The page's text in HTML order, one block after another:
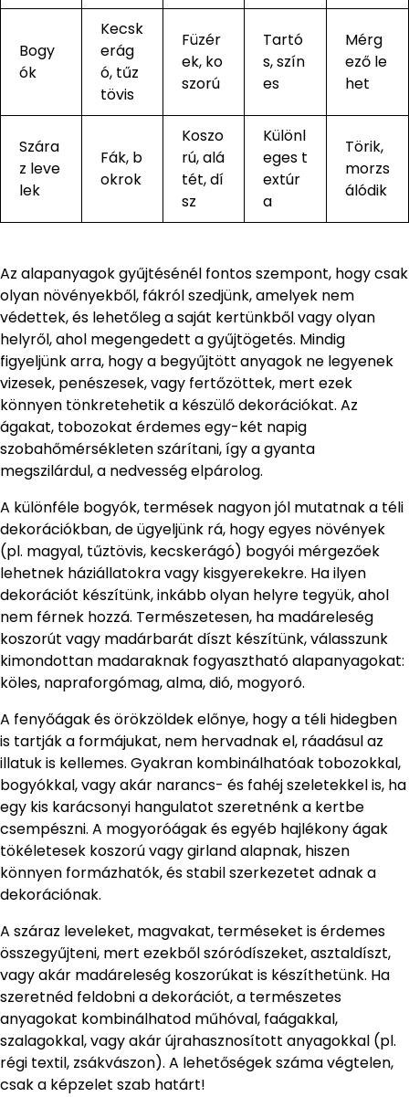
Bogy
ók
Kecsk
erág
ó, tűz
tövis
Füzér
ek, ko
szorú
Tartó
s, szín
es
Mérg
ező le
het
Szára
z leve
lek
Fák, b
okrok
Koszo
rú, alá
tét, dí
sz
Különl
eges t
extúr
a
Törik,
morzs
álódik
Az alapanyagok gyűjtésénél fontos szempont, hogy csak
olyan növényekből, fákról szedjünk, amelyek nem
védettek, és lehetőleg a saját kertünkből vagy olyan
helyről, ahol megengedett a gyűjtögetés. Mindig
figyeljünk arra, hogy a begyűjtött anyagok ne legyenek
vizesek, penészesek, vagy fertőzöttek, mert ezek
könnyen tönkretehetik a készülő dekorációkat. Az
ágakat, tobozokat érdemes egy-két napig
szobahőmérsékleten szárítani, így a gyanta
megszilárdul, a nedvesség elpárolog.
A különféle bogyók, termések nagyon jól mutatnak a téli
dekorációkban, de ügyeljünk rá, hogy egyes növények
(pl. magyal, tűztövis, kecskerágó) bogyói mérgezőek
lehetnek háziállatokra vagy kisgyerekekre. Ha ilyen
dekorációt készítünk, inkább olyan helyre tegyük, ahol
nem férnek hozzá. Természetesen, ha madáreleség
koszorút vagy madárbarát díszt készítünk, válasszunk
kimondottan madaraknak fogyasztható alapanyagokat:
köles, napraforgómag, alma, dió, mogyoró.
A fenyőágak és örökzöldek előnye, hogy a téli hidegben
is tartják a formájukat, nem hervadnak el, ráadásul az
illatuk is kellemes. Gyakran kombinálhatóak tobozokkal,
bogyókkal, vagy akár narancs- és fahéj szeletekkel is, ha
egy kis karácsonyi hangulatot szeretnénk a kertbe
csempészni. A mogyoróágak és egyéb hajlékony ágak
tökéletesek koszorú vagy girland alapnak, hiszen
könnyen formázhatók, és stabil szerkezetet adnak a
dekorációnak.
A száraz leveleket, magvakat, terméseket is érdemes
összegyűjteni, mert ezekből szóródíszeket, asztaldíszt,
vagy akár madáreleség koszorúkat is készíthetünk. Ha
szeretnéd feldobni a dekorációt, a természetes
anyagokat kombinálhatod műhóval, faágakkal,
szalagokkal, vagy akár újrahasznosított anyagokkal (pl.
régi textil, zsákvászon). A lehetőségek száma végtelen,
csak a képzelet szab határt!